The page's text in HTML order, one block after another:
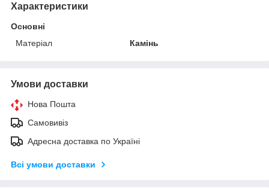
Характеристики
Основні
Матеріал
Камінь
Умови доставки
Нова Пошта
Самовивіз
Адресна доставка по Україні
Всі умови доставки